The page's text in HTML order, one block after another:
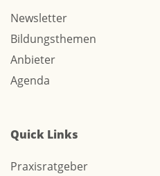
Newsletter
Bildungsthemen
Anbieter
Agenda
Quick Links
Praxisratgeber